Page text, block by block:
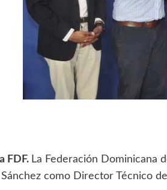
FDF. La Federación Dominicana
Sánchez como Director Técnico